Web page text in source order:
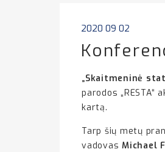
2020 09 02
„Skaitmeninė
parodos
kartą.
Tarp šių metų
vadovas Michael